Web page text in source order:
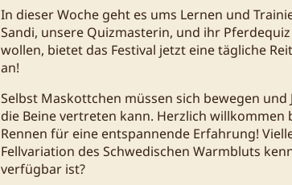
In dieser Woche geht es ums Lernen und
Sandi, unsere Quizmasterin, und ihr
wollen, bietet das Festival jetzt eine tägliche
an!
Selbst Maskottchen müssen sich bewegen
die Beine vertreten kann. Herzlich
Rennen für eine entspannende Erfahrung!
Fellvariation des Schwedischen Warmbluts
verfügbar ist?